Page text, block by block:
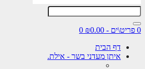
0
דף הבית
איתן מעדני בשר - אילת.